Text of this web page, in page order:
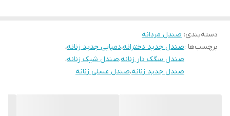
دسته‌بندی: صندل مردانه
برچسب‌ها :صندل جدید دخترانه،دمپایی جدید زنانه،
صندل سگک دار زنانه،صندل شیک زنانه،
صندل جدید زنانه،صندل عسلی زنانه